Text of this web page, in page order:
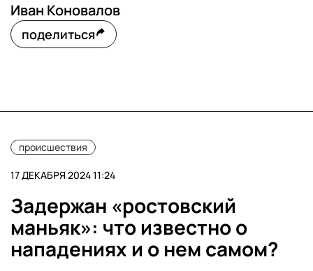
Иван Коновалов
поделиться
происшествия
17 ДЕКАБРЯ 2024 11:24
Задержан «ростовский
маньяк»: что известно о
нападениях и о нем самом?